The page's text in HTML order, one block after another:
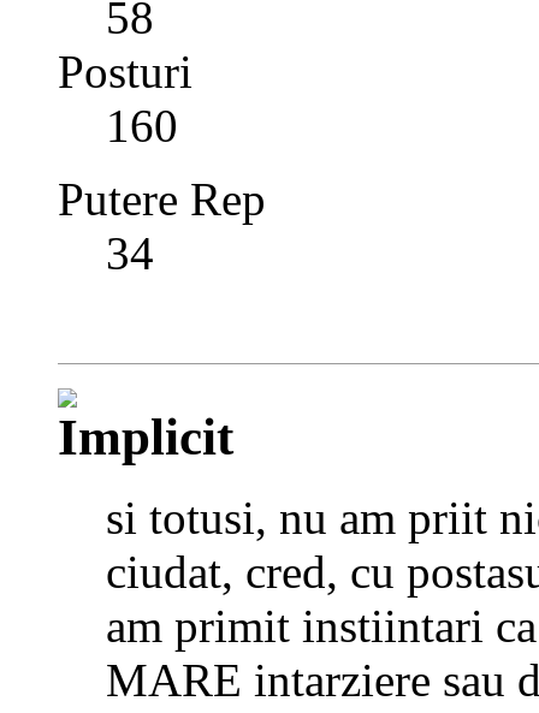
58
Posturi
160
Putere Rep
34
si totusi, nu am priit
ciudat, cred, cu
am primit instiintari
MARE intarziere sau